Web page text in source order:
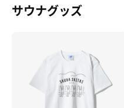
サウナグッズ